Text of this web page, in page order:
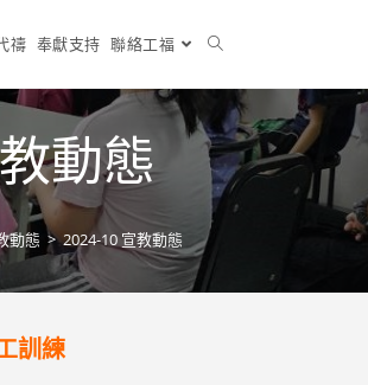
禱 奉獻支持 聯絡工福
動態
動態 > 2024-10 宣教動態
訓練